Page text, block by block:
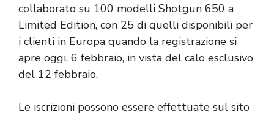
collaborato su 100 modelli Shotgun 650 a
Limited Edition, con 25 di quelli disponibili per
i clienti in Europa quando la registrazione si
apre oggi, 6 febbraio, in vista del calo esclusivo
del 12 febbraio.
Le iscrizioni possono essere effettuate sul sito